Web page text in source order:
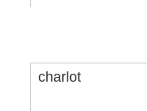
charlot